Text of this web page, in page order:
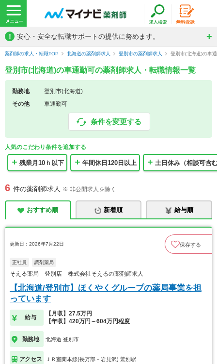
! 安心・安全な転職サポートの提供に努めます。
薬剤師の求人・転職TOP 北海道の薬剤師求人 登別市の薬剤師求人 登別市(北海道)の車
登別市(北海道)の車通勤可の薬剤師求人・転職情報一覧
勤務地
登別市(北海道)
その他
車通勤可
条件を変更する
人気のこだわり条件を追加する
残業月10ｈ以下 年間休日120日以上 土日休み（相談可含
6 件の薬剤師求人 ※ 非公開求人を除く
おすすめ順 新着順 給与順
更新日：2026年7月22日 保存する
正社員 調剤薬局
そえる薬局 登別店 株式会社そえるの薬剤師求人
【北海道/登別市】ほくやくグループの薬局事業を担
っています
給与
【月収】27.5万円
【年収】420万円～604万円程度
勤務地 北海道 登別市
アクセス ＪＲ室蘭本線(長万部－岩見沢) 鷲別駅